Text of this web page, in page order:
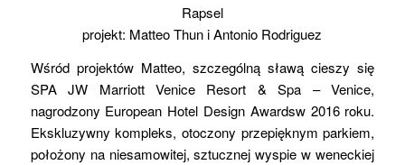
Rapsel
projekt: Matteo Thun i Antonio Rodriguez
Wśród projektów Matteo, szczególną sławą cieszy się
SPA JW Marriott Venice Resort & Spa – Venice,
nagrodzony European Hotel Design Awardsw 2016 roku.
Ekskluzywny kompleks, otoczony przepięknym parkiem,
położony na niesamowitej, sztucznej wyspie w weneckiej